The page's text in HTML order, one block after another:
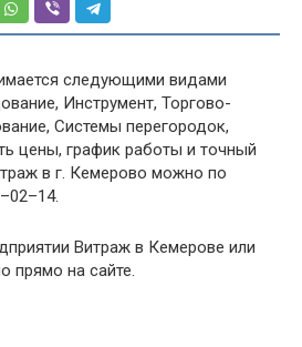
следующими видами
Инструмент, Торгово-
Системы перегородок,
цены, график работы и точный
в г. Кемерово можно по
Витраж в Кемерове или
прямо на сайте.